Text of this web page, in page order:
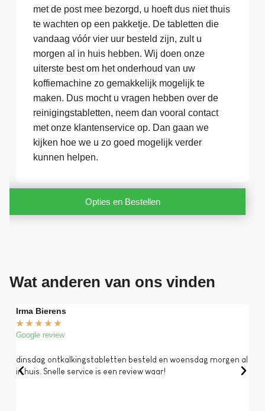
met de post mee bezorgd, u hoeft dus niet thuis
te wachten op een pakketje. De tabletten die
vandaag vóór vier uur besteld zijn, zult u
morgen al in huis hebben. Wij doen onze
uiterste best om het onderhoud van uw
koffiemachine zo gemakkelijk mogelijk te
maken. Dus mocht u vragen hebben over de
reinigingstabletten, neem dan vooral contact
met onze klantenservice op. Dan gaan we
kijken hoe we u zo goed mogelijk verder
kunnen helpen.
Opties en Bestellen
Wat anderen van ons vinden
Irma Bierens
★ ★ ★ ★ ★
Google review
dinsdag ontkalkingstabletten besteld en woensdag morgen al
in huis. Snelle service is een review waar!